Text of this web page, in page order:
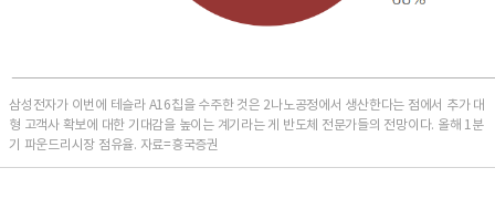
삼성전자가 이번에 테슬라 A16칩을 수주한 것은 2나노공정에서 생산한다는 점에서 추가 대
형 고객사 확보에 대한 기대감을 높이는 계기라는 게 반도체 전문가들의 전망이다. 올해 1분
기 파운드리시장 점유율. 자료=흥국증권